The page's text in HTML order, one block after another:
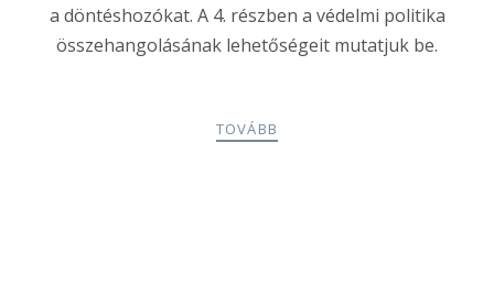
a döntéshozókat. A 4. részben a védelmi politika
összehangolásának lehetőségeit mutatjuk be.
TOVÁBB